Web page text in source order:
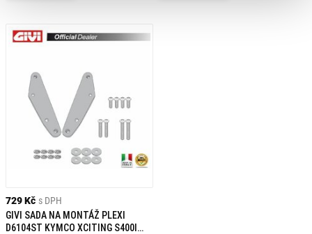
729 Kč s DPH
GIVI SADA NA MONTÁŽ PLEXI
D6104ST KYMCO XCITING S400I